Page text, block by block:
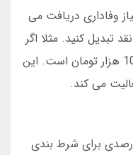
وفاداری دریافت می
تبدیل کنید. مثلا اگر
100 هزار امتیاز جمع کنید، معادل 100 هزار تومان است. این
می کند.
تولدتان، یک کد تخفیف 15 درصدی برای شرط بندی